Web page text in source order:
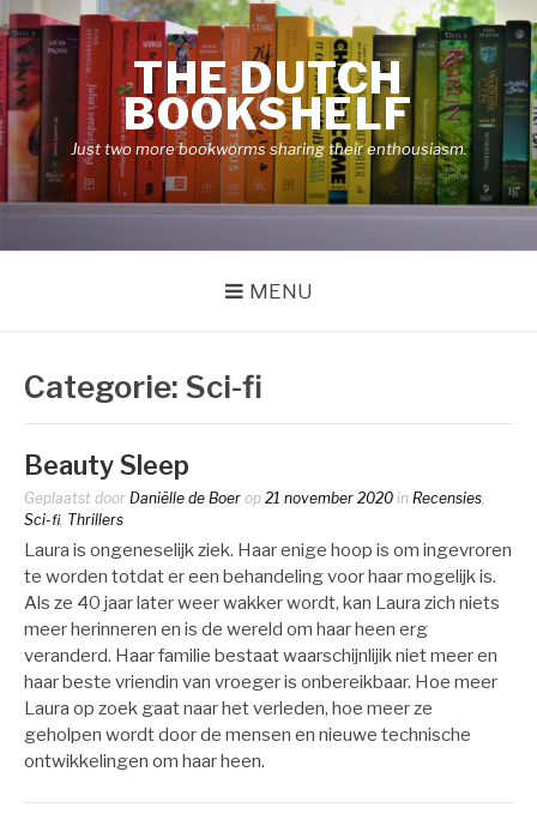
Naar
de
inhoud
springen
THE DUTCH
BOOKSHELF
Just two more bookworms sharing their enthousiasm.
MENU
Categorie: Sci-fi
Beauty Sleep
Geplaatst door Daniëlle de Boer op 21 november 2020 in Recensies,
Sci-fi, Thrillers
Laura is ongeneselijk ziek. Haar enige hoop is om ingevroren
te worden totdat er een behandeling voor haar mogelijk is.
Als ze 40 jaar later weer wakker wordt, kan Laura zich niets
meer herinneren en is de wereld om haar heen erg
veranderd. Haar familie bestaat waarschijnlijik niet meer en
haar beste vriendin van vroeger is onbereikbaar. Hoe meer
Laura op zoek gaat naar het verleden, hoe meer ze
geholpen wordt door de mensen en nieuwe technische
ontwikkelingen om haar heen.